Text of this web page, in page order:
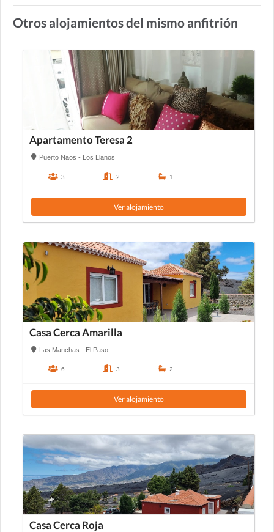
Otros alojamientos del mismo anfitrión
Apartamento Teresa 2
Puerto Naos - Los Llanos
3 2 1
Ver alojamiento
Casa Cerca Amarilla
Las Manchas - El Paso
6 3 2
Ver alojamiento
Casa Cerca Roja